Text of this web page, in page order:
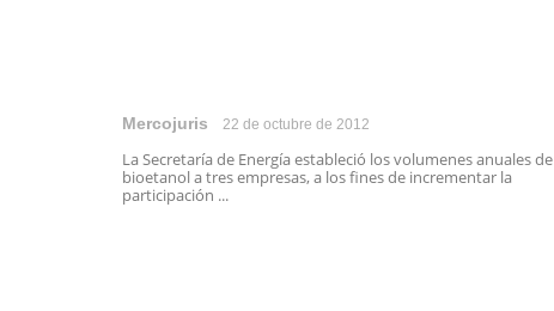
Mercojuris 22 de octubre de 2012
La Secretaría de Energía estableció los volumenes anuales de
bioetanol a tres empresas, a los fines de incrementar la
participación ...